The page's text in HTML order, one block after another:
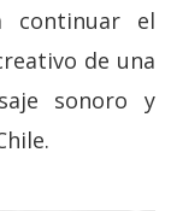
continuar el
de una
sonoro y